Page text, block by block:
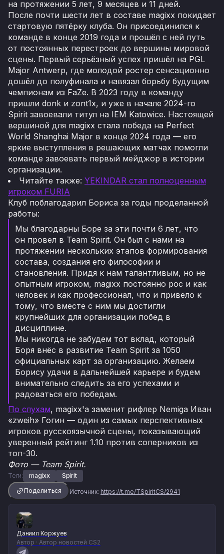
на протяжении 5 лет, 9 месяцев и 11 дней.
После почти шести лет в составе magixx покидает
стартовую пятёрку клуба. Он присоединился к
команде в конце 2019 года и прошёл с ней путь
от постоянных перестроек до вершины мировой
сцены. Первый серьёзный успех пришёл на PGL
Major Antwerp, где молодой ростер сенсационно
дошёл до полуфинала и навязал борьбу будущим
чемпионам из FaZe. В 2023 году в команду
пришли donk и zont1x, и уже в начале 2024-го
Spirit завоевали титул на IEM Katowice. Настоящей
вершиной для magixx стала победа на Perfect
World Shanghai Major в конце 2024 года — его
яркие выступления в решающих матчах помогли
команде завоевать первый мейджор в истории
организации.
Читайте также: YEKINDAR стал полноценным
игроком FURIA
Клуб поблагодарил Бориса за годы проделанной
работы:
Мы благодарны Боре за эти почти 6 лет, что
он провел в Team Spirit. Он был с нами на
протяжении нескольких этапов формирования
состава, создания его философии и
становления. Придя к нам талантливым, но не
опытным игроком, magixx постоянно рос и как
человек и как профессионал, что и привело к
тому, что вместе с ним мы достигли
крупнейших для организации побед в
дисциплине.
Мы никогда не забудем тот вклад, который
Боря внёс в развитие Team Spirit за 1050
официальных карт за организацию. Желаем
Борису удачи в дальнейшей карьере и будем
внимательно следить за его успехами и
радоваться его победам.
По слухам, magixx'a заменит рифлер Nemiga Иван
«⁠zweih⁠» Гогин — один из самых перспективных
игроков русскоязычной сцены, показывающий
уверенный рейтинг 1.10 против соперников из
топ-30.
Фото — Team Spirit.
Теги: magixx
Spirit
Поделиться
Источник: https://t.me/TSpiritCS/2941
Даниил Коржуев
Автор · Автор новостей CS2